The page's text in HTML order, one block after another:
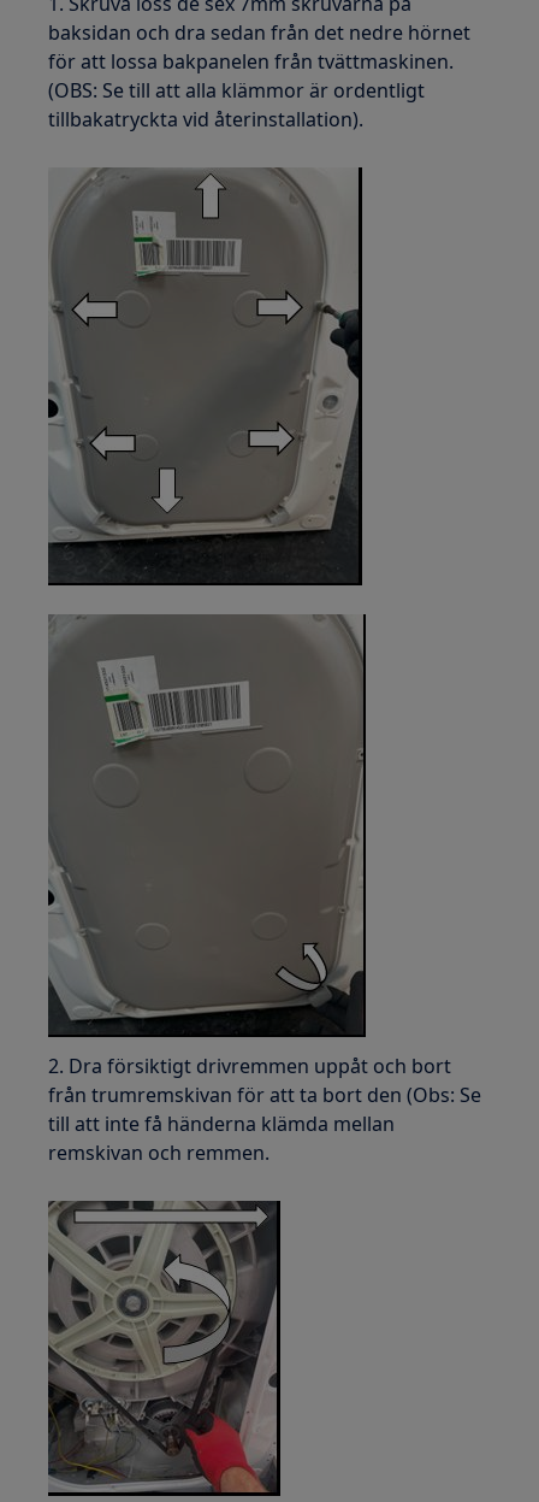
baksidan och dra sedan från det nedre hörnet
för att lossa bakpanelen från tvättmaskinen.
(OBS: Se till att alla klämmor är ordentligt
tillbakatryckta vid återinstallation).
2. Dra försiktigt drivremmen uppåt och bort
från trumremskivan för att ta bort den (Obs: Se
till att inte få händerna klämda mellan
remskivan och remmen.